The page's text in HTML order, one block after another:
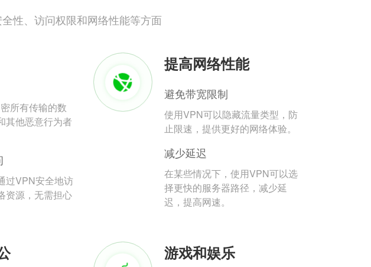
性、访问权限和网络性能等方面
所有传输的数
其他恶意行为者
过VPN安全地访
资源，无需担心
提高网络性能
避免带宽限制
使用VPN可以隐藏流量类型，防
止限速，提供更好的网络体验。
减少延迟
在某些情况下，使用VPN可以选
择更快的服务器路径，减少延
迟，提高网速。
游戏和娱乐